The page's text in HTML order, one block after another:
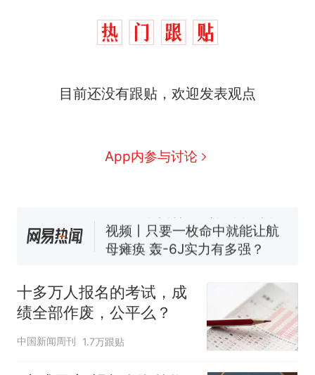
目前还没有跟贴，欢迎发表观点
App内参与讨论
新 全球唯一没有法定首都的国
家，刚改国名，总统就邀请中
了……
视频丨只要一枚命中就能让航
母瘫痪 轰-6J实力有多强？
电力部门回应
佛山一中学招聘物理教师，笔
试前13名均遭淘汰？教育局：
已叫停招聘，成立调查组全面
热 十多万人报名的考试，成绩
十多万人报名的考试，成
绩全部作废，公平么？
中国新闻周刊 1.7万跟贴